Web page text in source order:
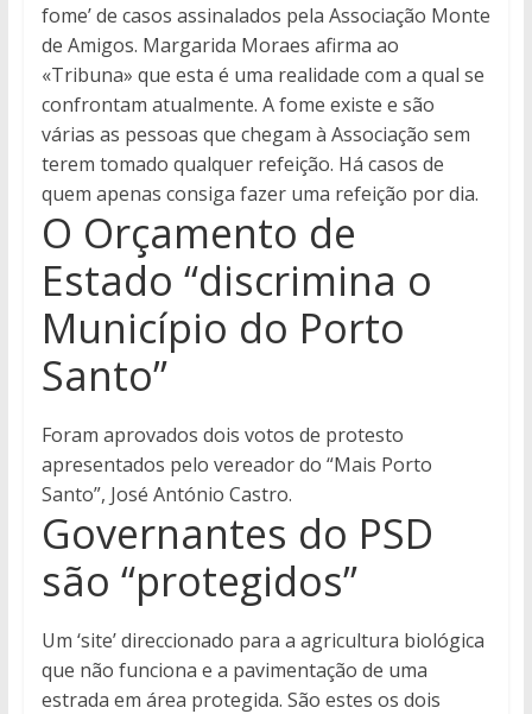
fome’ de casos assinalados pela Associação Monte
de Amigos. Margarida Moraes afirma ao
«Tribuna» que esta é uma realidade com a qual se
confrontam atualmente. A fome existe e são
várias as pessoas que chegam à Associação sem
terem tomado qualquer refeição. Há casos de
quem apenas consiga fazer uma refeição por dia.
O Orçamento de
Estado “discrimina o
Município do Porto
Santo”
Foram aprovados dois votos de protesto
apresentados pelo vereador do “Mais Porto
Santo”, José António Castro.
Governantes do PSD
são “protegidos”
Um ‘site’ direccionado para a agricultura biológica
que não funciona e a pavimentação de uma
estrada em área protegida. São estes os dois